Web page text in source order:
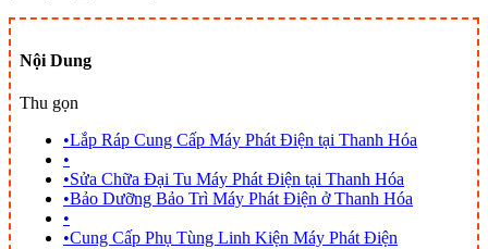
Nội Dung
Thu gọn
•Lắp Ráp Cung Cấp Máy Phát Điện tại Thanh Hóa
•
•Sửa Chữa Đại Tu Máy Phát Điện tại Thanh Hóa
•Bảo Dưỡng Bảo Trì Máy Phát Điện ở Thanh Hóa
•
•Cung Cấp Phụ Tùng Linh Kiện Máy Phát Điện